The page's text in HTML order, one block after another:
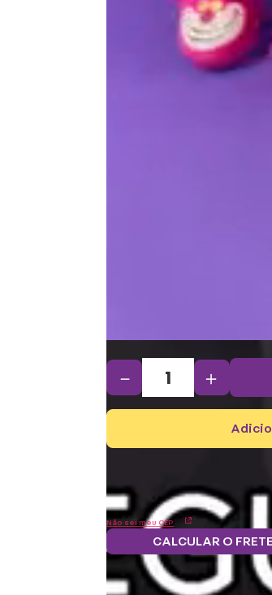
＋
－
Não sei meu CEP
CALCULAR O FRETE